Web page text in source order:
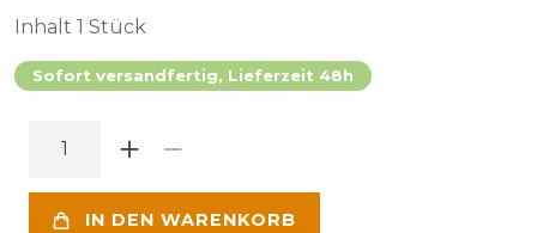
Inhalt 1 Stück
Sofort versandfertig, Lieferzeit 48h
IN DEN WARENKORB